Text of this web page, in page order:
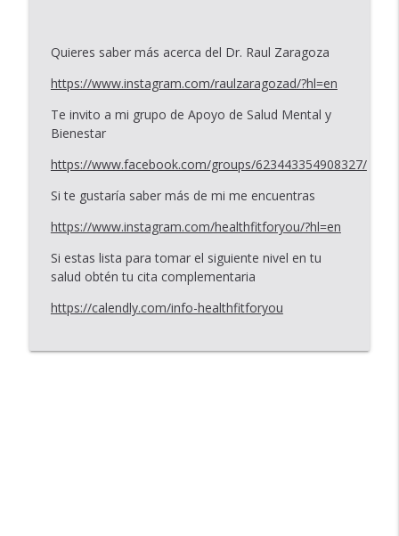
Quieres saber más acerca del Dr. Raul Zaragoza
https://www.instagram.com/raulzaragozad/?hl=en
Te invito a mi grupo de Apoyo de Salud Mental y
Bienestar
https://www.facebook.com/groups/623443354908327/
Si te gustaría saber más de mi me encuentras
https://www.instagram.com/healthfitforyou/?hl=en
Si estas lista para tomar el siguiente nivel en tu
salud obtén tu cita complementaria
https://calendly.com/info-healthfitforyou